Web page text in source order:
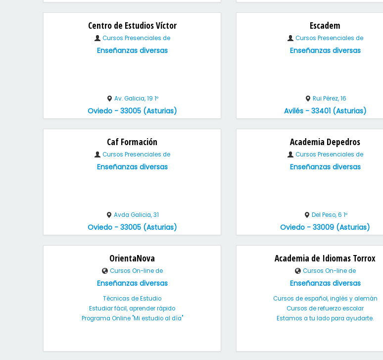
Centro de Estudios Víctor
Cursos Presenciales de
Enseñanzas diversas
Av. Galicia, 19 1º
Oviedo - 33005 (Asturias)
Escadem
Cursos Presenciales de
Enseñanzas diversas
Rui Pérez, 16
Avilés - 33401 (Asturias)
Caf Formación
Cursos Presenciales de
Enseñanzas diversas
Avda Galicia, 31
Oviedo - 33005 (Asturias)
Academia Depedros
Cursos Presenciales de
Enseñanzas diversas
Del Peso, 6 1º
Oviedo - 33009 (Asturias)
OrientaNova
Cursos On-line de
Enseñanzas diversas
Técnicas de Estudio
Estudiar fácil, aprender rápido
Programa Online "Mi estudio al día"
Academia de Idiomas Torrox
Cursos On-line de
Enseñanzas diversas
Cursos de español, inglés y alemán
Cursos de refuerzo escolar
Estamos a tu lado para ayudarte.